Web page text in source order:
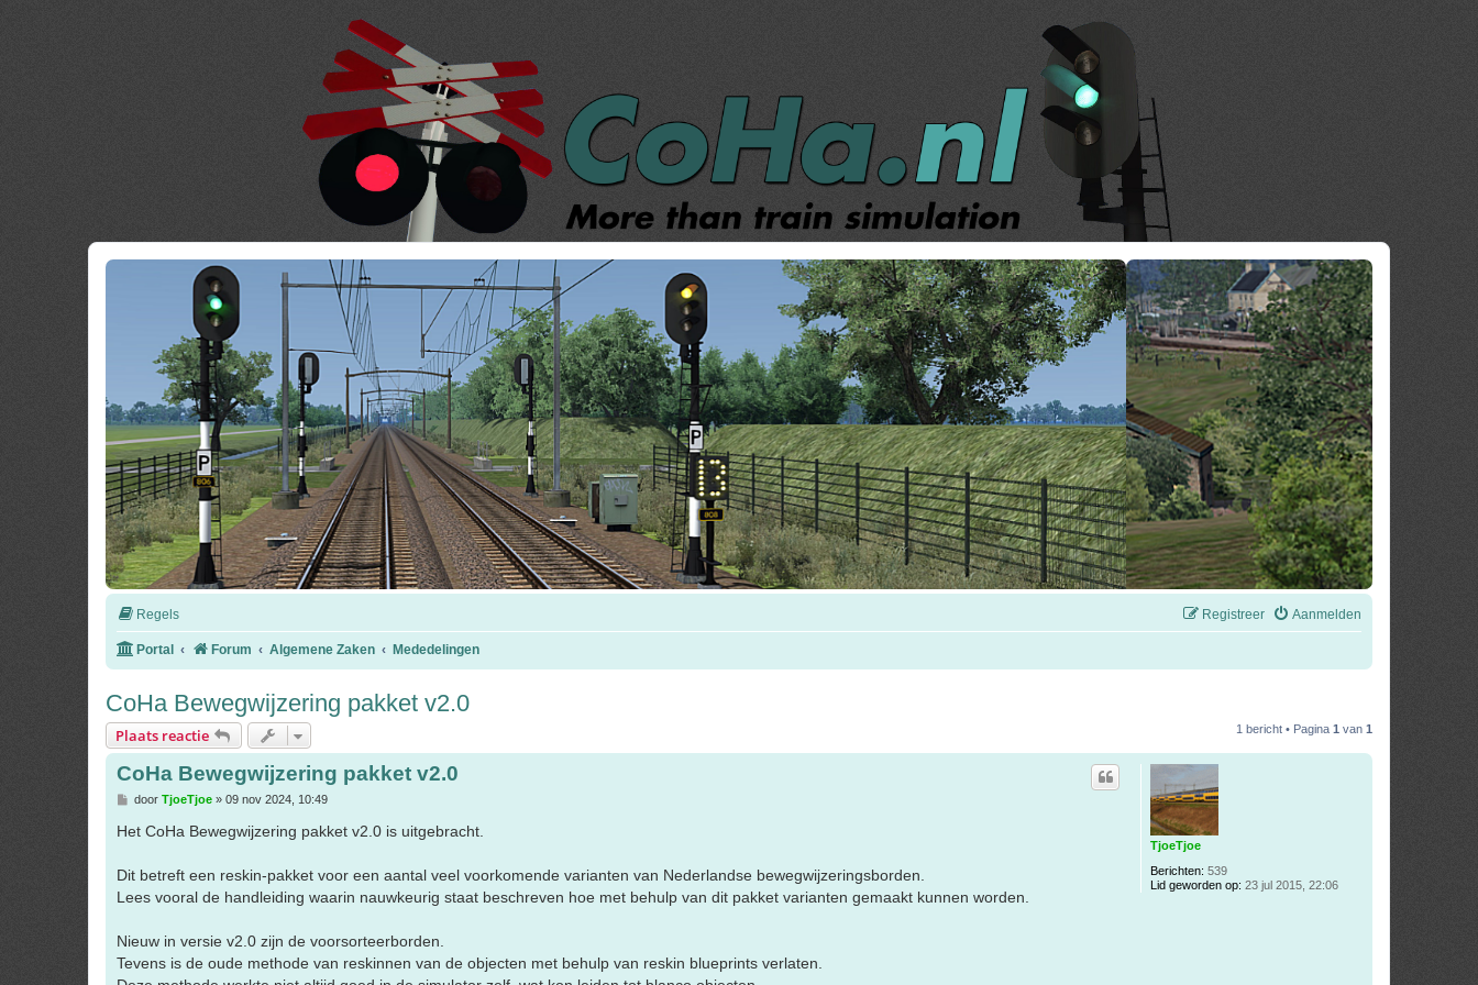
Regels Aanmelden
Registreer
Portal Forum Algemene Zaken Mededelingen
CoHa Bewegwijzering pakket v2.0
Plaats reactie 1 bericht • Pagina 1 van 1
TjoeTjoe
Berichten: 539
Lid geworden op: 23 jul 2015, 22:06
CoHa Bewegwijzering pakket v2.0
B
r
i
h
t
door TjoeTjoe» 09 nov 2024, 10:49
Het CoHa Bewegwijzering pakket v2.0 is uitgebracht.
Dit betreft een reskin-pakket voor een aantal veel voorkomende varianten van Nederlandse bewegwijzeringsborden.
Lees vooral de handleiding waarin nauwkeurig staat beschreven hoe met behulp van dit pakket varianten gemaakt kunnen worden.
Nieuw in versie v2.0 zijn de voorsorteerborden.
Tevens is de oude methode van reskinnen van de objecten met behulp van reskin blueprints verlaten.